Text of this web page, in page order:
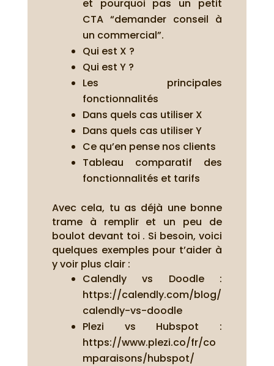
et pourquoi pas un petit
CTA “demander conseil à
un commercial”.
Qui est X ?
Qui est Y ?
Les principales
fonctionnalités
Dans quels cas utiliser X
Dans quels cas utiliser Y
Ce qu’en pense nos clients
Tableau comparatif des
fonctionnalités et tarifs
Avec cela, tu as déjà une bonne
trame à remplir et un peu de
boulot devant toi . Si besoin, voici
quelques exemples pour t’aider à
y voir plus clair :
Calendly vs Doodle :
https://calendly.com/blog/
calendly-vs-doodle
Plezi vs Hubspot :
https://www.plezi.co/fr/co
mparaisons/hubspot/